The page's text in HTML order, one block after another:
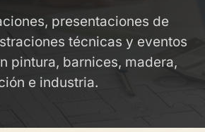
presentaciones de
técnicas y eventos
pintura, barnices, madera,
e industria.